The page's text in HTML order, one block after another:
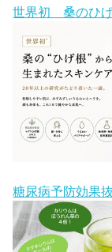
世界初 桑のひ
糖尿病予防効果